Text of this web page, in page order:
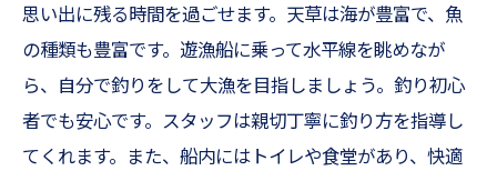
思い出に残る時間を過ごせます。天草は海が豊富で、魚
の種類も豊富です。遊漁船に乗って水平線を眺めなが
ら、自分で釣りをして大漁を目指しましょう。釣り初心
者でも安心です。スタッフは親切丁寧に釣り方を指導し
てくれます。また、船内にはトイレや食堂があり、快適